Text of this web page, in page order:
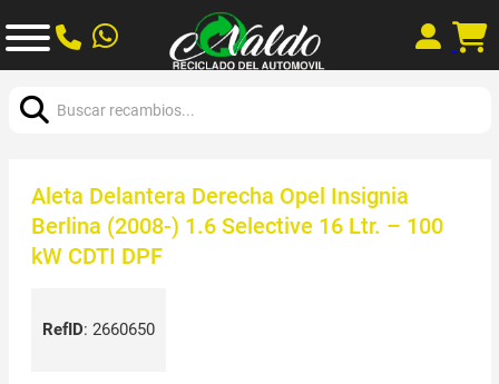
Aleta Delantera Derecha Opel Insignia
Berlina (2008-) 1.6 Selective 16 Ltr. – 100
kW CDTI DPF
RefID: 2660650